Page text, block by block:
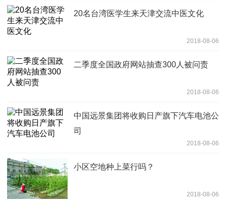
20名台湾医学生来天津交流中医文化
2018-08-06
二季度全国政府网站抽查300人被问责
2018-08-06
中国远景集团将收购日产旗下汽车电池公
司
2018-08-06
小区空地种上菜行吗？
2018-08-06